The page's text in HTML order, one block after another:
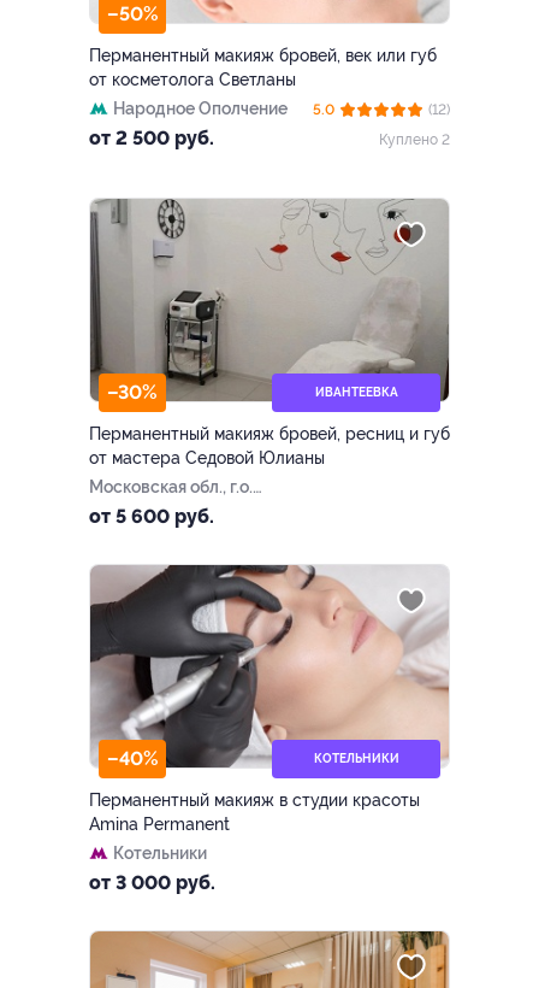
–50%
Перманентный макияж бровей, век или губ
от косметолога Светланы
Народное Ополчение
от 2 500 руб.
5.0
(12)
Куплено 2
–30% ИВАНТЕЕВКА
Перманентный макияж бровей, ресниц и губ
от мастера Седовой Юлианы
Московская обл., г.о.
Пушкинский, г. Ивантеевка,
от 5 600 руб.
–40% КОТЕЛЬНИКИ
Перманентный макияж в студии красоты
Amina Permanent
Котельники
от 3 000 руб.